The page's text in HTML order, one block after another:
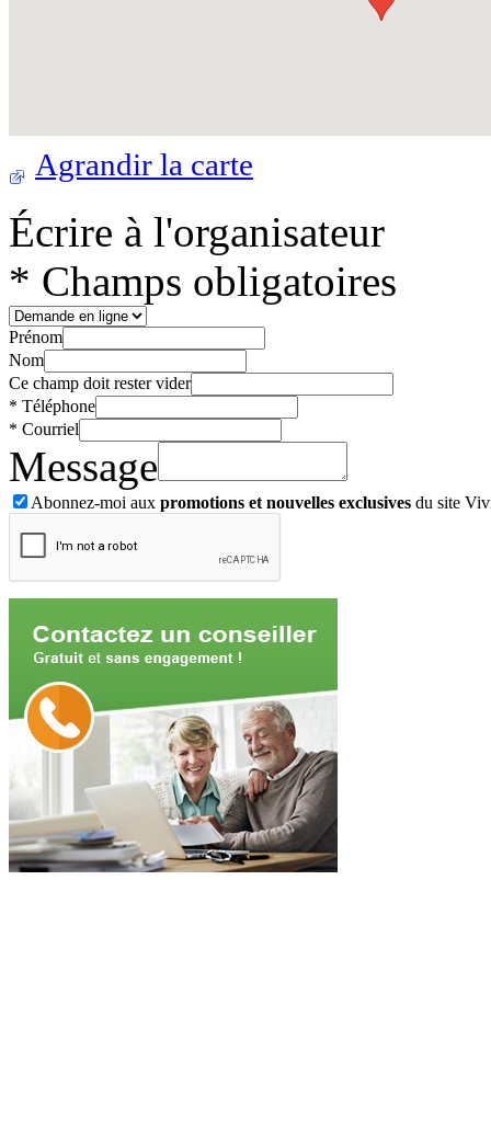
Agrandir la carte
Écrire à l'organisateur
* Champs obligatoires
Prénom
Nom
Ce champ doit rester vider
* Téléphone
* Courriel
Message
Abonnez-moi aux promotions et nouvelles exclusives du site